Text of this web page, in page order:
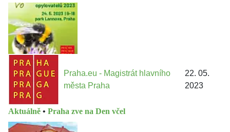
Praha.eu - Magistrát hlavního
města Praha
22. 05.
2023
Aktuálně • Praha zve na Den včel